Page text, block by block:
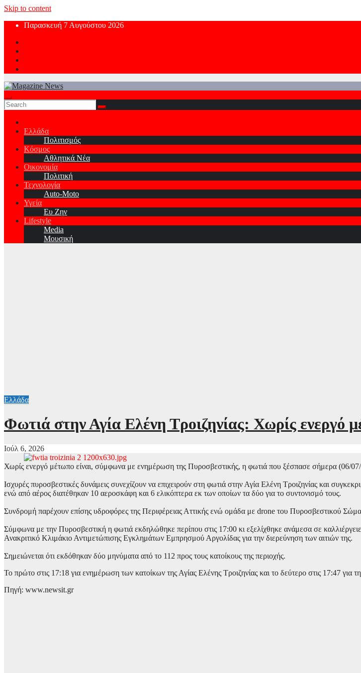
Skip to content
Παρασκευή 7 Αυγούστου 2026
Ελλάδα
Πολιτισμός
Κόσμος
Αθλητικά Νέα
Οικονομία
Πολιτική
Τεχνολογία
Auto-Moto
Υγεία
Ευ Ζην
Lifestyle
Media
Μουσική
Ελλάδα
Φωτιά στην Αγία Ελένη Τροιζηνίας: Χωρίς ενεργό
Ιούλ 6, 2026
Χωρίς ενεργό μέτωπο είναι, σύμφωνα με ενημέρωση της Πυροσβεστικής, η φωτιά που ξέσπασε σήμερα (06/07/
Ισχυρές πυροσβεστικές δυνάμεις συνεχίζουν να επιχειρούν στη φωτιά στην Αγία Ελένη Τροιζηνίας και
ενώ από αέρος διατέθηκαν 10 αεροσκάφη και 6 ελικόπτερα εκ των οποίων τα δύο για το συντονισμό τους.
Συνδρομή παρέχουν επίσης υδροφόρες της Περιφέρειας Αττικής ενώ ομάδα με drone του Πυροσβεστικού
Σύμφωνα με την Πυροσβεστική η φωτιά εκδηλώθηκε περίπου στις 17:00 κι εξελίχθηκε ανάμεσα σε
Ανακριτικό Κλιμάκιο Αντιμετώπισης Εγκλημάτων Εμπρησμού Αργολίδας για την διερεύνηση των αιτιών της.
Σημειώνεται ότι εκδόθηκαν δύο μηνύματα από το 112 προς τους κατοίκους της περιοχής.
Το πρώτο στις 17:18 για ενημέρωση των κατοίκων της Αγίας Ελένης Τροιζηνίας και το δεύτερο στις 17:47
Πηγή: www.newsit.gr